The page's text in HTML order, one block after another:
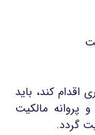
کند، باید
پروانه مالکیت
گردد.